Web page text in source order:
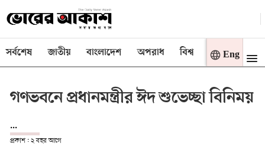
সর্বশেষ জাতীয় বাংলাদেশ অপরাধ বিশ্ব বাণিজ্য
Eng
গণভবনে প্রধানমন্ত্রীর ঈদ শুভেচ্ছা বিনিময়
...
প্রকাশ : ২ বছর আগে